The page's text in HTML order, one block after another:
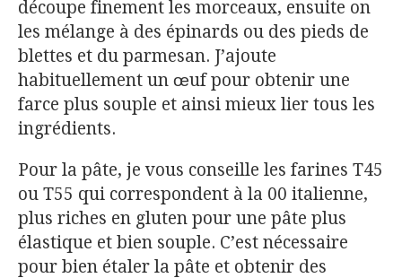
découpe finement les morceaux, ensuite on
les mélange à des épinards ou des pieds de
blettes et du parmesan. J’ajoute
habituellement un œuf pour obtenir une
farce plus souple et ainsi mieux lier tous les
ingrédients.
Pour la pâte, je vous conseille les farines T45
ou T55 qui correspondent à la 00 italienne,
plus riches en gluten pour une pâte plus
élastique et bien souple. C’est nécessaire
pour bien étaler la pâte et obtenir des